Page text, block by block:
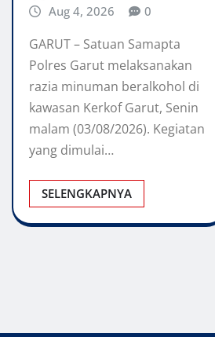
Aug 4, 2026
0
GARUT – Satuan Samapta
Polres Garut melaksanakan
razia minuman beralkohol di
kawasan Kerkof Garut, Senin
malam (03/08/2026). Kegiatan
yang dimulai…
SELENGKAPNYA